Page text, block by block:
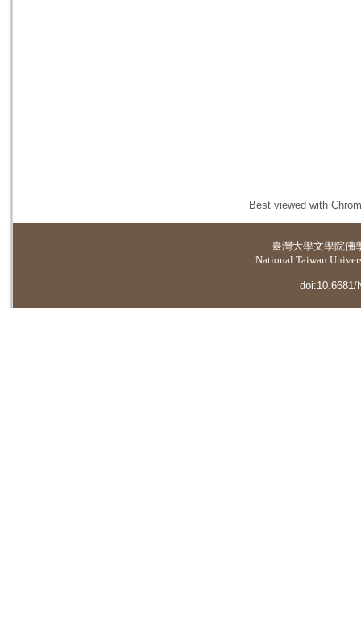
Best viewed with
臺灣大學文學院佛
National Taiwan
doi:10.6681/